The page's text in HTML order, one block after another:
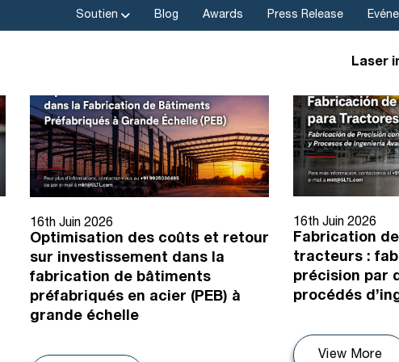
Soutien Blog Awards Press Release
Laser
16th Juin 2026
Optimisation des coûts et retour
sur investissement dans la
fabrication de bâtiments
préfabriqués en acier (PEB) à
grande échelle
16th Juin 2026
Fabrication
tracteurs :
précision par
procédés
View More